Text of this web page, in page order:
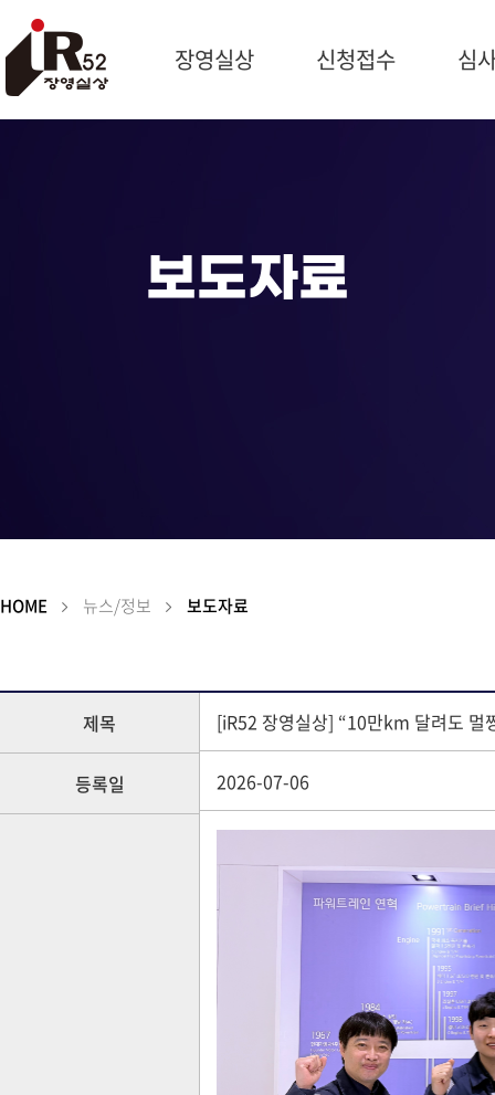
장영실상 신청접수
기술혁신신청
신청현황
심
보도자료
HOME 뉴스/정보 보도자료
제목 [iR52 장영실상] “10만km 달려도
등록일 2026-07-06